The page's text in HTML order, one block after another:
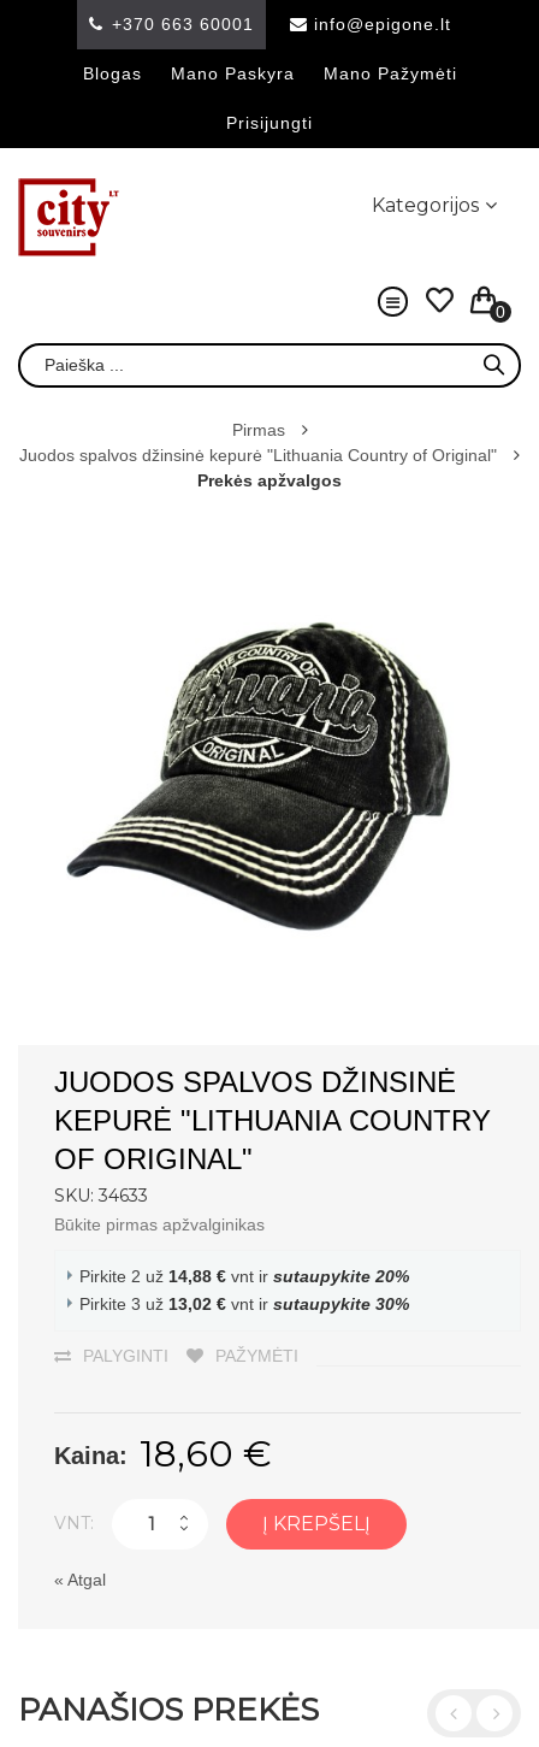
+370 663 60001 info@epigone.lt
Blogas Mano Paskyra Mano Pažymėti
Prisijungti
Kategorijos
0
Pirmas
Juodos spalvos džinsinė kepurė "Lithuania Country of Original"
Prekės apžvalgos
JUODOS SPALVOS DŽINSINĖ
KEPURĖ "LITHUANIA COUNTRY
OF ORIGINAL"
SKU: 34633
Būkite pirmas apžvalginikas
Pirkite 2 už 14,88 € vnt ir sutaupykite 20%
Pirkite 3 už 13,02 € vnt ir sutaupykite 30%
PALYGINTI PAŽYMĖTI
Kaina: 18,60 €
VNT: Į KREPŠELĮ
« Atgal
PANAŠIOS PREKĖS